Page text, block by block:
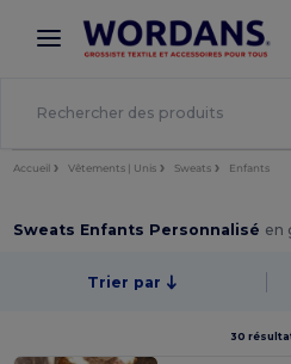
× Appli Wordans
Meilleurs prix sur l’app !
Accueil Vêtements | Unis Sweats Enfants
Sweats Enfants Personnalisé en
Trier par
30